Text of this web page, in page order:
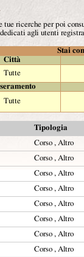
ricerche per poi
agli utenti
Stai
Città
Tutte
Tutte
Tipologia
Corso , Altro
Corso , Altro
Corso , Altro
Corso , Altro
Corso , Altro
Corso , Altro
Corso , Altro
Corso , Altro